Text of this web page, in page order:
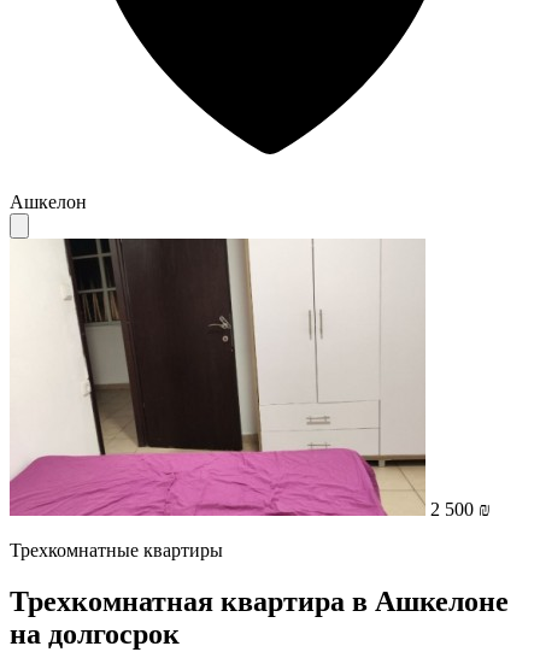
Ашкелон
2 500 ₪
Трехкомнатные квартиры
Трехкомнатная квартира в Ашкелоне
на долгосрок